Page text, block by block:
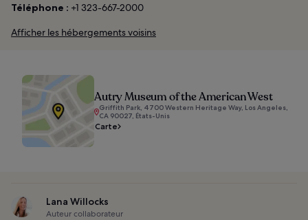
Téléphone : +1 323-667-2000
Afficher les hébergements voisins
Autry Museum of the American West
Griffith Park, 4700 Western Heritage Way, Los Angeles,
CA 90027, États-Unis
Carte
Lana Willocks
Auteur collaborateur